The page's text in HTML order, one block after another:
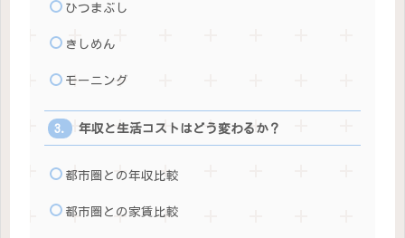
ひつまぶし
きしめん
モーニング
年収と生活コストはどう変わるか？
都市圏との年収比較
都市圏との家賃比較